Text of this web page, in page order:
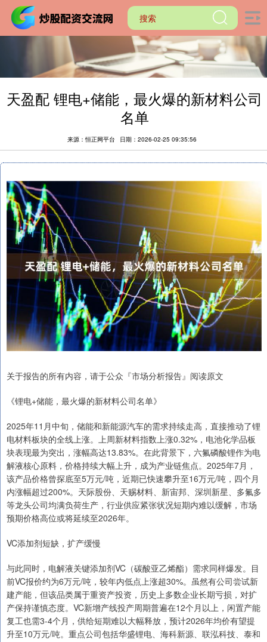
天盈配 锂电+储能，最火爆的新材料公司
名单
来源：恒正网平台 日期：2026-02-25 09:35:56
关于报告的所有内容，请于公众『市场分析报告』阅读原文
《锂电+储能，最火爆的新材料公司名单》
2025年11月中旬，储能和新能源汽车的需求持续走高，直接推动了锂
电材料板块的全线上涨。上周新材料指数上涨0.32%，电池化学品板
块表现最为突出，涨幅高达13.83%。在此背景下，六氟磷酸锂作为电
解液核心原料，价格持续大幅上升，成为产业链焦点。2025年7月，
该产品价格曾探底至5万元/吨，近期已快速攀升至16万元/吨，四个月
内涨幅超过200%。天际股份、天赐材料、新宙邦、深圳新星、多氟多
等龙头公司均满负荷生产，行业供应紧张状况短期内难以缓解，市场
预期价格高位或将延续至2026年。
VC添加剂短缺，扩产缓慢
与此同时，电解液关键添加剂VC（碳酸亚乙烯酯）需求同样爆发。目
前VC报价约为6万元/吨，较年内低点上涨超30%。虽然有公司尝试新
建产能，但该品类属于重资产投资，历史上多数企业长期亏损，对扩
产保持谨慎态度。VC新增产线投产周期普遍在12个月以上，闲置产能
复工也需3-4个月，供给短期难以大幅释放，预计2026年均价有望提
升至10万元/吨。重点公司包括华盛锂电、海科新源、联泓科技、泰和